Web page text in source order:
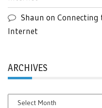
Shaun on Connecting
Internet
ARCHIVES
Archives